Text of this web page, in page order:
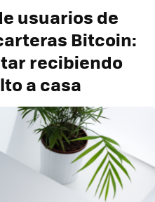
usuarios de
Bitcoin:
recibiendo
a casa